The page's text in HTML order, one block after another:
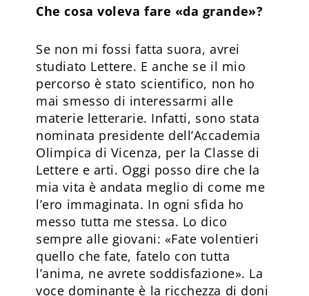
Che cosa voleva fare «da grande»?
Se non mi fossi fatta suora, avrei
studiato Lettere. E anche se il mio
percorso è stato scientifico, non ho
mai smesso di interessarmi alle
materie letterarie. Infatti, sono stata
nominata presidente dell’Accademia
Olimpica di Vicenza, per la Classe di
Lettere e arti. Oggi posso dire che la
mia vita è andata meglio di come me
l’ero immaginata. In ogni sfida ho
messo tutta me stessa. Lo dico
sempre alle giovani: «Fate volentieri
quello che fate, fatelo con tutta
l’anima, ne avrete soddisfazione». La
voce dominante è la ricchezza di doni